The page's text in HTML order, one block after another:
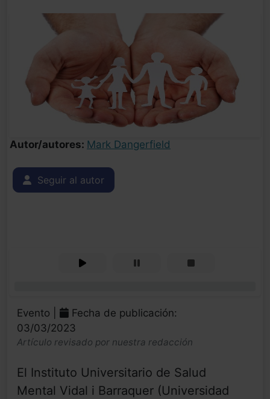
Autor/autores: Mark Dangerfield
Seguir al autor
Evento |
Fecha de publicación:
03/03/2023
Artículo revisado por nuestra redacción
El Instituto Universitario de Salud
Mental Vidal i Barraquer (Universidad